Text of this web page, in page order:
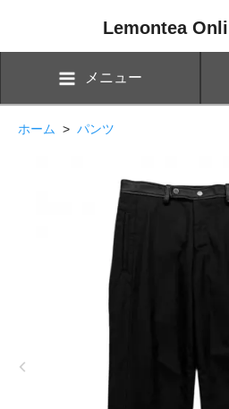
Lemontea
メニュー
ホーム > パンツ